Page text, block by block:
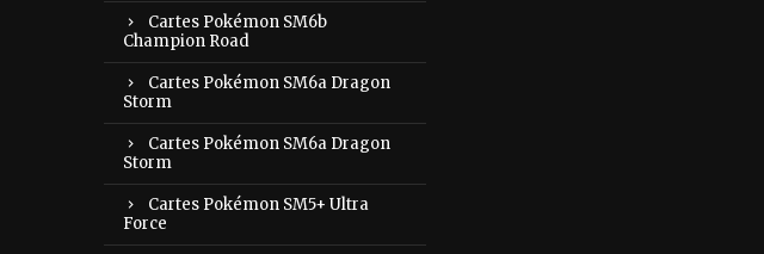
Cartes Pokémon SM6b
Champion Road
Cartes Pokémon SM6a Dragon
Storm
Cartes Pokémon SM6a Dragon
Storm
Cartes Pokémon SM5+ Ultra
Force